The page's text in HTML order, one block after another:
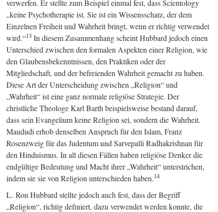
verwerfen. Er stellte zum Beispiel einmal fest, dass Scientology
„keine Psychotherapie ist. Sie ist ein Wissensschatz, der dem
Einzelnen Freiheit und Wahrheit bringt, wenn er richtig verwendet
wird.“13 In diesem Zusammenhang scheint Hubbard jedoch einen
Unterschied zwischen den formalen Aspekten einer Religion, wie
den Glaubensbekenntnissen, den Praktiken oder der
Mitgliedschaft, und der befreienden Wahrheit gemacht zu haben.
Diese Art der Unterscheidung zwischen „Religion“ und
„Wahrheit“ ist eine ganz normale religiöse Strategie. Der
christliche Theologe Karl Barth beispielsweise bestand darauf,
dass sein Evangelium keine Religion sei, sondern die Wahrheit.
Maududi erhob denselben Anspruch für den Islam, Franz
Rosenzweig für das Judentum und Sarvepalli Radhakrishnan für
den Hinduismus. In all diesen Fällen haben religiöse Denker die
endgültige Bedeutung und Macht ihrer „Wahrheit“ unterstrichen,
indem sie sie von Religion unterschieden haben.14
L. Ron Hubbard stellte jedoch auch fest, dass der Begriff
„Religion“, richtig definiert, dazu verwendet werden konnte, die